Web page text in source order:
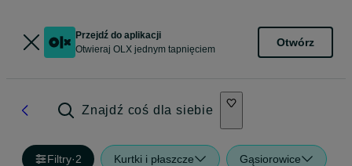
Przejdź do aplikacji
Otwieraj OLX jednym tapnięciem
Otwórz
Znajdź coś dla siebie
Filtry·2 Kurtki i płaszcze Gąsiorowice